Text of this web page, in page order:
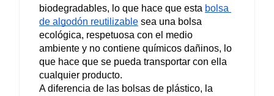
biodegradables, lo que hace que esta bolsa
de algodón reutilizable sea una bolsa
ecológica, respetuosa con el medio
ambiente y no contiene químicos dañinos, lo
que hace que se pueda transportar con ella
cualquier producto.